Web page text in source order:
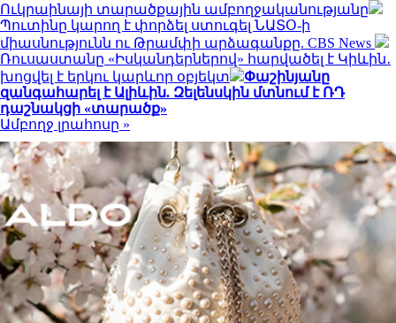
Ուկրաինայի տարածքային ամբողջականությանը
Պուտինը կարող է փորձել ստուգել ՆԱՏՕ-ի
միասնությունն ու Թրամփի արձագանքը. CBS News
Ռուսաստանը «Իսկանդերներով» հարվածել է Կիևին․
խոցվել է երկու կարևոր օբյեկտ
Փաշինյանը
զանգահարել է Ալիևին. Զելենսկին մտնում է ՌԴ
դաշնակցի «տարածք»
Ամբողջ լրահոսը »